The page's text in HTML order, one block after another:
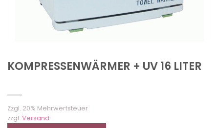
KOMPRESSENWÄRMER + UV 16 LITER
Zzgl. 20% Mehrwertsteuer
zzgl. Versand